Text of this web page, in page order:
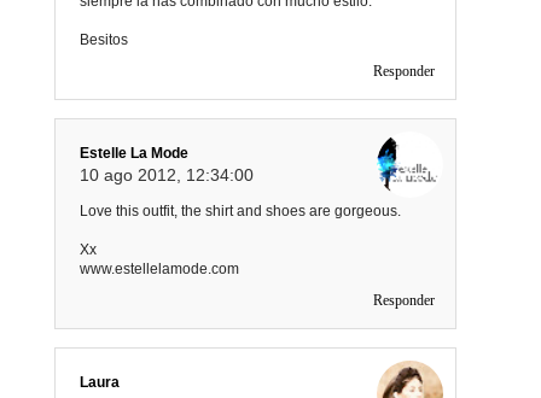
Besitos
Responder
Estelle La Mode
10 ago 2012, 12:34:00
Love this outfit, the shirt and shoes are gorgeous.
Xx
www.estellelamode.com
Responder
Laura